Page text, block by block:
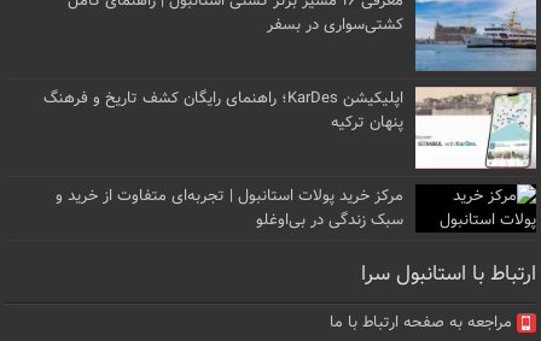
کشتی‌سواری در بسفر
اپلیکیشن KarDes؛ راهنمای رایگان کشف تاریخ و فرهنگ
پنهان ترکیه
مرکز خرید پولات استانبول | تجربه‌ای متفاوت از خرید و
سبک زندگی در بی‌اوغلو
ارتباط با استانبول سرا
مراجعه به صفحه ارتباط با ما